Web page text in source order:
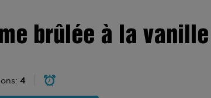
brûlée à la vanille
4